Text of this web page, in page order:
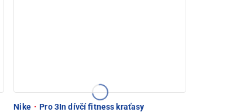
Nike · Pro 3In dívčí fitness kraťasy